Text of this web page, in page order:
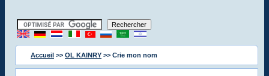
Accueil >> OL KAINRY >> Crie mon nom